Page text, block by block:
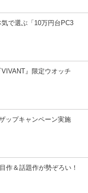
で選ぶ「10万円台PC3
』限定ウオッチ
ップキャンペーン実施
作＆話題作が勢ぞろい！